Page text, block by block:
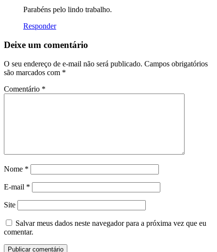
Parabéns pelo lindo trabalho.
Responder
Deixe um comentário
O seu endereço de e-mail não será publicado. Campos obrigatórios
são marcados com *
Comentário *
Nome *
E-mail *
Site
Salvar meus dados neste navegador para a próxima vez que eu
comentar.